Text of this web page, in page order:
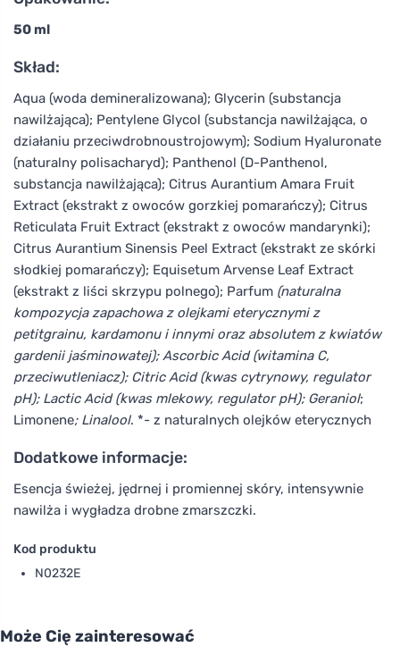
50 ml
Skład:
Aqua (woda demineralizowana); Glycerin (substancja
nawilżająca); Pentylene Glycol (substancja nawilżająca, o
działaniu przeciwdrobnoustrojowym); Sodium Hyaluronate
(naturalny polisacharyd); Panthenol (D-Panthenol,
substancja nawilżająca); Citrus Aurantium Amara Fruit
Extract (ekstrakt z owoców gorzkiej pomarańczy); Citrus
Reticulata Fruit Extract (ekstrakt z owoców mandarynki);
Citrus Aurantium Sinensis Peel Extract (ekstrakt ze skórki
słodkiej pomarańczy); Equisetum Arvense Leaf Extract
(ekstrakt z liści skrzypu polnego); Parfum (naturalna
kompozycja zapachowa z olejkami eterycznymi z
petitgrainu, kardamonu i innymi oraz absolutem z kwiatów
gardenii jaśminowatej); Ascorbic Acid (witamina C,
przeciwutleniacz); Citric Acid (kwas cytrynowy, regulator
pH); Lactic Acid (kwas mlekowy, regulator pH); Geraniol;
Limonene; Linalool. *- z naturalnych olejków eterycznych
Dodatkowe informacje:
Esencja świeżej, jędrnej i promiennej skóry, intensywnie
nawilża i wygładza drobne zmarszczki.
Kod produktu
N0232E
Może Cię zainteresować